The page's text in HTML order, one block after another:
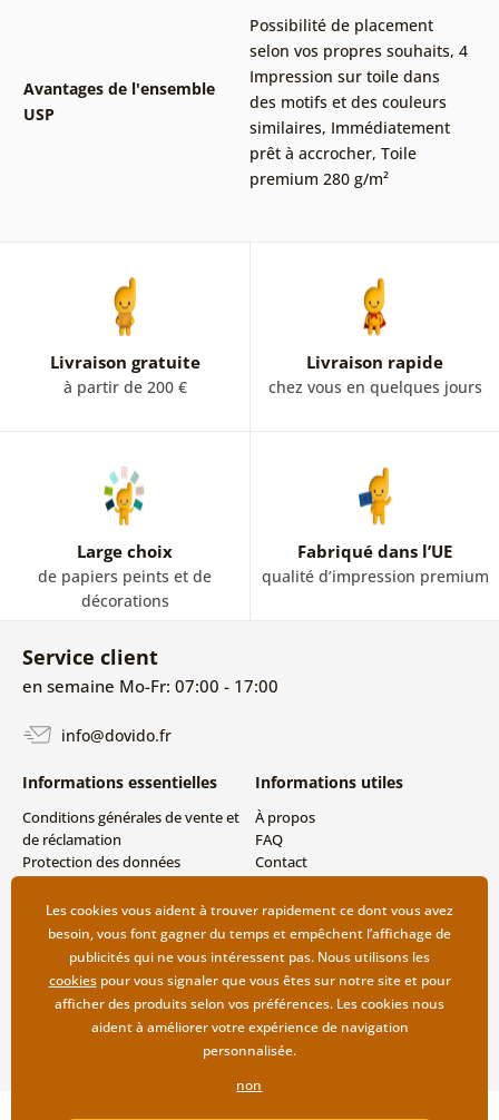
Avantages de l'ensemble
USP
Possibilité de placement
selon vos propres souhaits, 4
Impression sur toile dans
des motifs et des couleurs
similaires, Immédiatement
prêt à accrocher, Toile
premium 280 g/m²
Livraison gratuite
à partir de 200 €
Livraison rapide
chez vous en quelques jours
Large choix
de papiers peints et de
décorations
Fabriqué dans l’UE
qualité d’impression premium
Service client
en semaine Mo-Fr: 07:00 - 17:00
info@dovido.fr
Informations essentielles
Conditions générales de vente et
de réclamation
Protection des données
Modes de livraison et de
paiement
Retour des produits
Informations utiles
À propos
FAQ
Contact
Les cookies vous aident à trouver rapidement ce dont vous avez
besoin, vous font gagner du temps et empêchent l’affichage de
publicités qui ne vous intéressent pas. Nous utilisons les
cookiespour vous signaler que vous êtes sur notre site et pour
afficher des produits selon vos préférences. Les cookies nous
aident à améliorer votre expérience de navigation
personnalisée.
non